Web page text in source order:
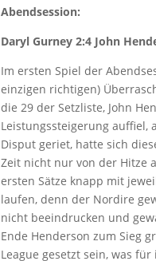
Abendsession:
Daryl Gurney 2:4 John
Im ersten Spiel der
einzigen richtigen)
die 29 der Setzliste, John
Leistungssteigerung auffiel,
Disput geriet, hatte sich
Zeit nicht nur von der Hitze
ersten Sätze knapp mit
laufen, denn der Nordire
nicht beeindrucken und
Ende Henderson zum Sieg
League gesetzt sein, was